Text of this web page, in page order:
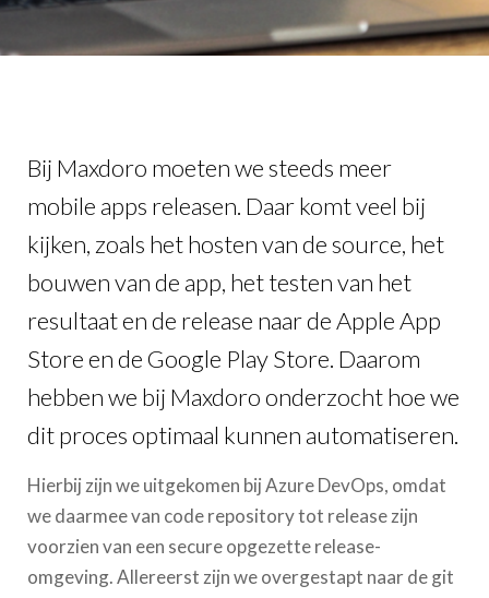
Bij Maxdoro moeten we steeds meer
mobile apps releasen. Daar komt veel bij
kijken, zoals het hosten van de source, het
bouwen van de app, het testen van het
resultaat en de release naar de Apple App
Store en de Google Play Store. Daarom
hebben we bij Maxdoro onderzocht hoe we
dit proces optimaal kunnen automatiseren.
Hierbij zijn we uitgekomen bij Azure DevOps, omdat
we daarmee van code repository tot release zijn
voorzien van een secure opgezette release-
omgeving. Allereerst zijn we overgestapt naar de git